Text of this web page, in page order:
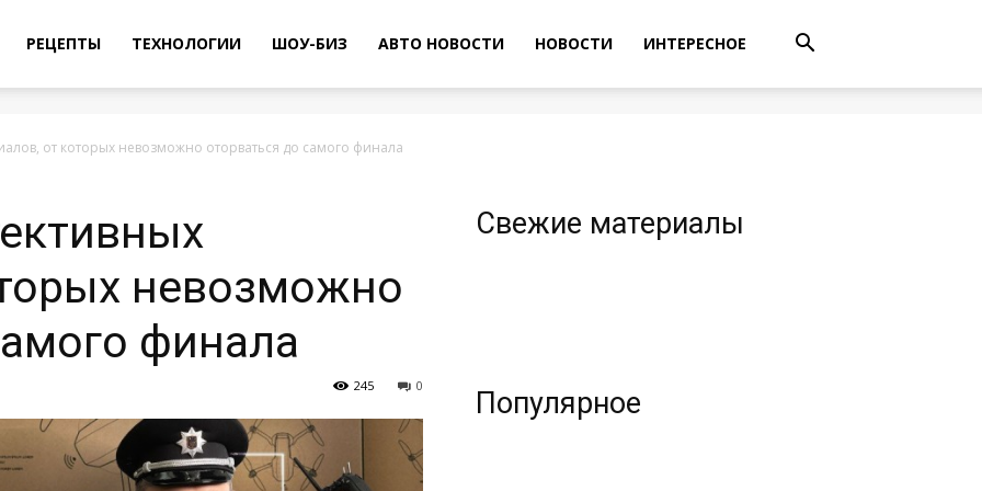
РЕЦЕПТЫ ТЕХНОЛОГИИ ШОУ-БИЗ АВТО НОВОСТИ НОВОСТИ ИНТЕРЕСНОЕ
от которых невозможно оторваться до самого финала
невозможно
финала
0
245
Свежие материалы
Популярное